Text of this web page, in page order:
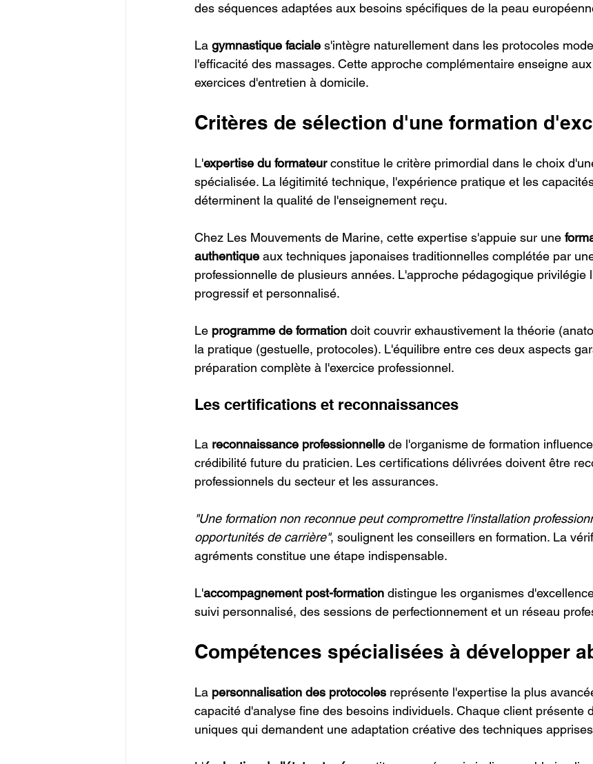
des séquences adaptées aux besoins spécifiques de la peau
La gymnastique faciale s'intègre naturellement dans les protocoles
l'efficacité des massages. Cette approche complémentaire enseigne
exercices d'entretien à domicile.
Critères de sélection d'une formation
L'expertise du formateur constitue le critère primordial dans le choix
spécialisée. La légitimité technique, l'expérience pratique et les
déterminent la qualité de l'enseignement reçu.
Chez Les Mouvements de Marine, cette expertise s'appuie sur une
authentique aux techniques japonaises traditionnelles complétée par
professionnelle de plusieurs années. L'approche pédagogique privilégie
progressif et personnalisé.
Le programme de formation doit couvrir exhaustivement la théorie
la pratique (gestuelle, protocoles). L'équilibre entre ces deux aspects
préparation complète à l'exercice professionnel.
Les certifications et reconnaissances
La reconnaissance professionnelle de l'organisme de formation
crédibilité future du praticien. Les certifications délivrées doivent être
professionnels du secteur et les assurances.
"Une formation non reconnue peut compromettre l'installation
opportunités de carrière", soulignent les conseillers en formation. La
agréments constitue une étape indispensable.
L'accompagnement post-formation distingue les organismes
suivi personnalisé, des sessions de perfectionnement et un réseau
Compétences spécialisées à développer
La personnalisation des protocoles représente l'expertise la plus
capacité d'analyse fine des besoins individuels. Chaque client présente
uniques qui demandent une adaptation créative des techniques